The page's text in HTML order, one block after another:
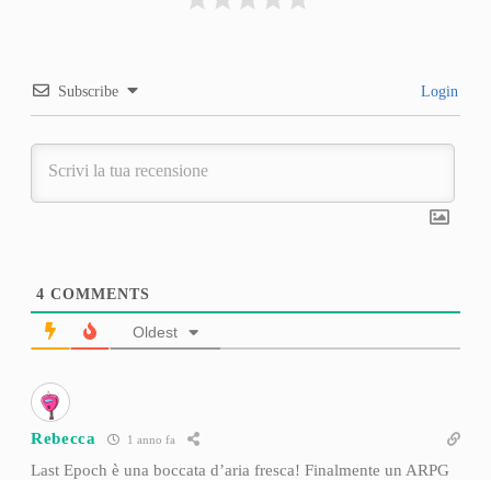
Subscribe Login
4 COMMENTS
Oldest
Rebecca 1 anno fa
Last Epoch è una boccata d’aria fresca! Finalmente un ARPG